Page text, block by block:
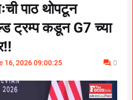
पाठ थोपटून
ट्रम्प कडून G7 च्या
16, 2026 09:00:25 0